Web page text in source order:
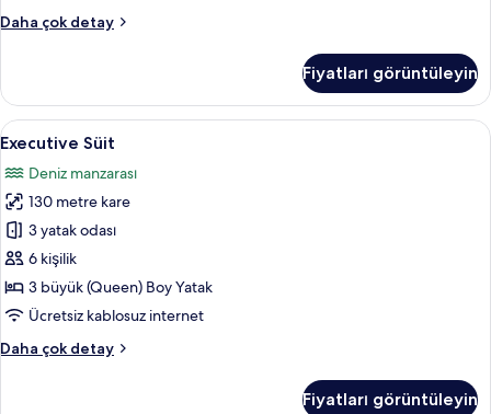
Daha çok detay
Junior
hakkında
daha
fazla
Fiyatları görüntüleyin
Executive
Süit
için
tüm
fotoğrafları
görün
Executive Süit | Oturma alanı | Düz
15
Executive Süit
Deniz manzarası
130 metre kare
3 yatak odası
6 kişilik
3 büyük (Queen) Boy Yatak
Ücretsiz kablosuz internet
Daha çok detay
Executive
Fiyatları görüntüleyin